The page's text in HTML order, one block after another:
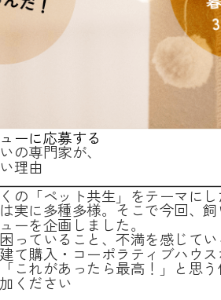
ーに応募する
の専門家が、
理由
の「ペット共生」をテーマに
実に多種多様。そこで今回、
ーを企画しました。
っていること、不満を感じて
て購入・コーポラティブハウ
これがあったら最高！」と思
ください